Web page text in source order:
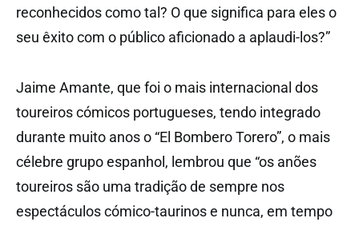
reconhecidos como tal? O que significa para eles o
seu êxito com o público aficionado a aplaudi-los?”
Jaime Amante, que foi o mais internacional dos
toureiros cómicos portugueses, tendo integrado
durante muito anos o “El Bombero Torero”, o mais
célebre grupo espanhol, lembrou que “os anões
toureiros são uma tradição de sempre nos
espectáculos cómico-taurinos e nunca, em tempo